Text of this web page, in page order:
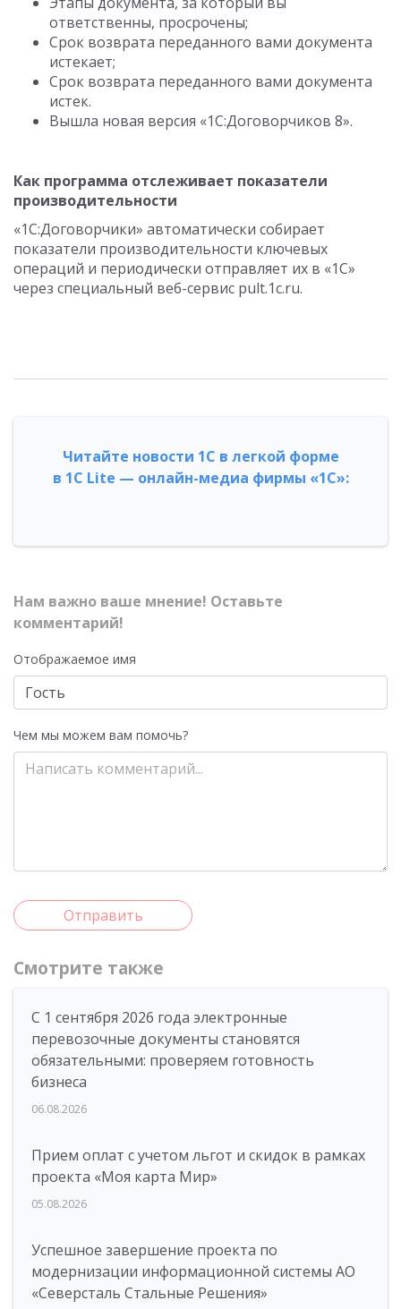
ответственны, просрочены;
Срок возврата переданного вами документа
истекает;
Срок возврата переданного вами документа
истек.
Вышла новая версия «1С:Договорчиков 8».
Как программа отслеживает показатели
производительности
«1С:Договорчики» автоматически собирает
показатели производительности ключевых
операций и периодически отправляет их в «1С»
через специальный веб-сервис pult.1c.ru.
Читайте новости 1С в легкой форме
в 1С Lite — онлайн-медиа фирмы «1С»:
Нам важно ваше мнение! Оставьте
комментарий!
Отображаемое имя
Чем мы можем вам помочь?
Отправить
Смотрите также
С 1 сентября 2026 года электронные
перевозочные документы становятся
обязательными: проверяем готовность
бизнеса
06.08.2026
Прием оплат с учетом льгот и скидок в рамках
проекта «Моя карта Мир»
05.08.2026
Успешное завершение проекта по
модернизации информационной системы АО
«Северсталь Стальные Решения»